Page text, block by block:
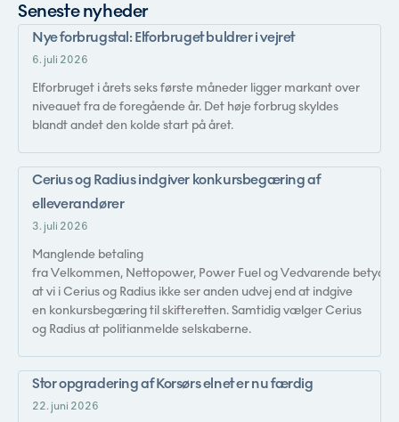
Seneste nyheder
Nye forbrugstal: Elforbruget buldrer i vejret
6. juli 2026
Elforbruget i årets seks første måneder ligger markant over
niveauet fra de foregående år. Det høje forbrug skyldes
blandt andet den kolde start på året.
Cerius og Radius indgiver konkursbegæring af
elleverandører
3. juli 2026
Manglende betaling
fra Velkommen, Nettopower, Power Fuel og Vedvarende betyder,
at vi i Cerius og Radius ikke ser anden udvej end at indgive
en konkursbegæring til skifteretten. Samtidig vælger Cerius
og Radius at politianmelde selskaberne.
Stor opgradering af Korsørs elnet er nu færdig
22. juni 2026